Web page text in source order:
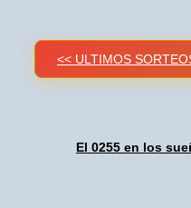
<< ULTIMOS
El 0255 en los